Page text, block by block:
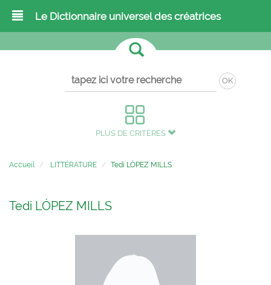
Le Dictionnaire universel des créatrices
OK
PLUS DE CRITÈRES
Accueil LITTÉRATURE Tedi LÓPEZ MILLS
Tedi LÓPEZ MILLS